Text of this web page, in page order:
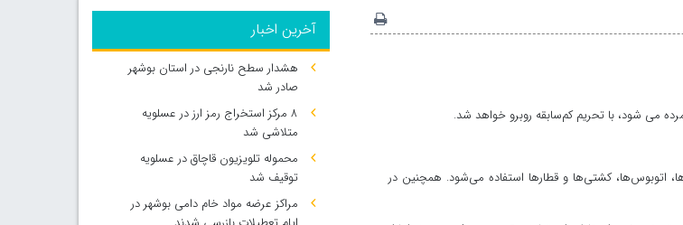
می شود، با تحریم کم‌سابقه روبرو خواهد شد.
اتوبوس‌ها، کشتی‌ها و قطارها استفاده می‌شود. همچنین در
آخرین اخبار
هشدار سطح نارنجی در استان بوشهر
صادر شد
۸ مرکز استخراج رمز ارز در عسلویه
متلاشی شد
محموله تلویزیون قاچاق در عسلویه
توقیف شد
مراکز عرضه مواد خام دامی بوشهر در